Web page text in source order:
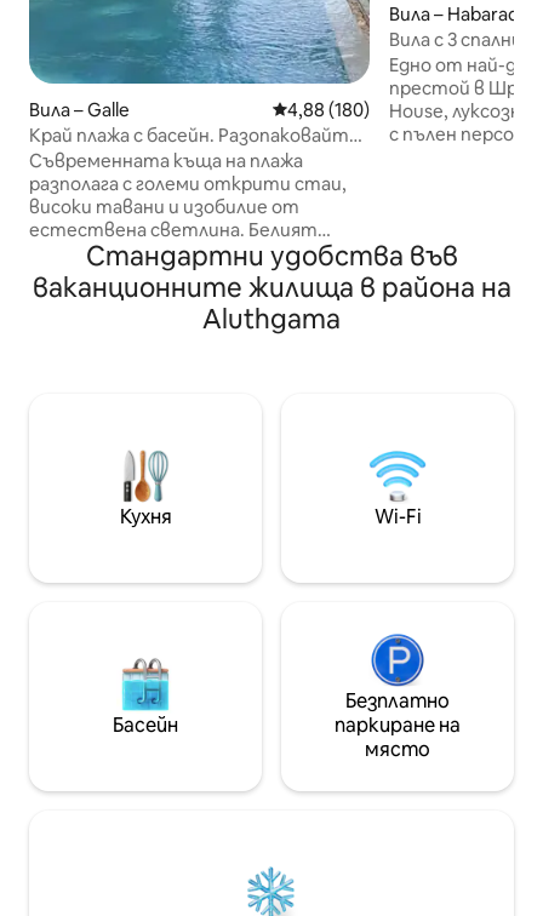
Вила – Galle Средна оценка: 4,88 от 5,
4,88 (180)
Край плажа с басейн. Разопаковайте
се, отпуснете се, насладете се
Съвременната къща на плажа
разполага с големи открити стаи,
високи тавани и изобилие от
естествена светлина. Белият
декор е подчертан от ярки цветове
и дървени текстури. Ексклузивно
ползване на къщата, градината. 10 -
метровият басейн включва плитко
въздух Детско столче за хранене,
детско креватче и преносимо
детско креватче Персоналът е на
място всеки ден. Безплатна
мениджър може да организира
Вила –
Вила с 3 спални
готвач и
Едно от най-
престой в Шри
House, луксозна
с пълен
елегантност,
обслужване и
семейства,
обслужване.
Стандартни удобства във
ваканционните жилища в района на
Aluthgama
Кухня Wi-Fi
Басейн
Безплатно
паркиране на
място